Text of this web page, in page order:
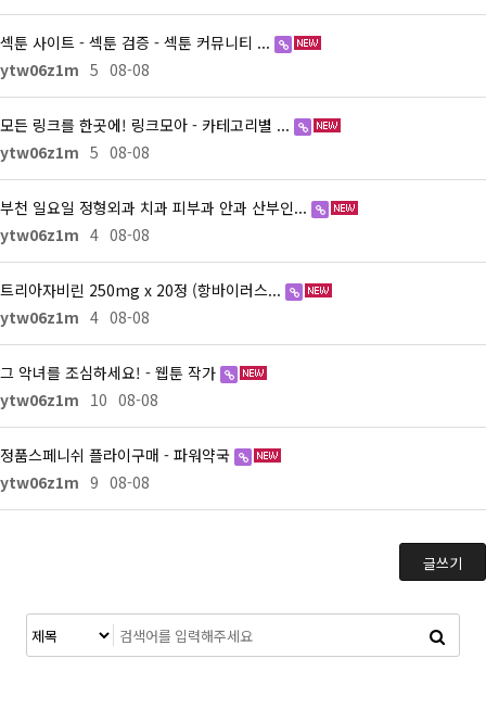
섹툰 사이트 - 섹툰 검증 - 섹툰 커뮤니티 ...
ytw06z1m 5 08-08
모든 링크를 한곳에! 링크모아 - 카테고리별 ...
ytw06z1m 5 08-08
부천 일요일 정형외과 치과 피부과 안과 산부인...
ytw06z1m 4 08-08
트리아자비린 250mg x 20정 (항바이러스...
ytw06z1m 4 08-08
그 악녀를 조심하세요! - 웹툰 작가
ytw06z1m 10 08-08
정품스페니쉬 플라이구매 - 파워약국
ytw06z1m 9 08-08
글쓰기